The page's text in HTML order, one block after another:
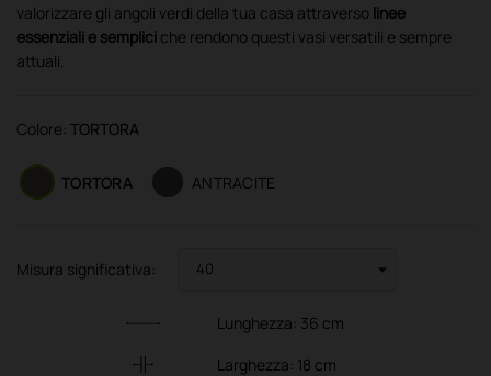
valorizzare gli angoli verdi della tua casa attraverso linee
essenziali e semplici che rendono questi vasi versatili e sempre
attuali.
Colore: TORTORA
TORTORA ANTRACITE
Misura significativa:
Lunghezza: 36 cm
Larghezza: 18 cm